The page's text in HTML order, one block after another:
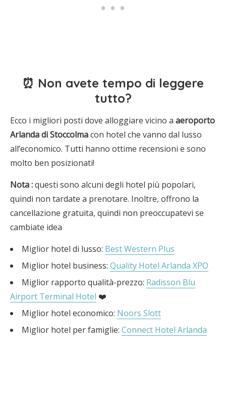
⏰ Non avete tempo di leggere
tutto?
Ecco i migliori posti dove alloggiare vicino a aeroporto
Arlanda di Stoccolmacon hotel che vanno dal lusso
all’economico. Tutti hanno ottime recensioni e sono
molto ben posizionati!
Nota:questi sono alcuni degli hotel più popolari,
quindi non tardate a prenotare. Inoltre, offrono la
cancellazione gratuita, quindi non preoccupatevi se
cambiate idea
Miglior hotel di lusso: Best Western Plus
Miglior hotel business: Quality Hotel Arlanda XPO
Miglior rapporto qualità-prezzo: Radisson Blu
Airport Terminal Hotel ❤️
Miglior hotel economico: Noors Slott
Miglior hotel per famiglie: Connect Hotel Arlanda